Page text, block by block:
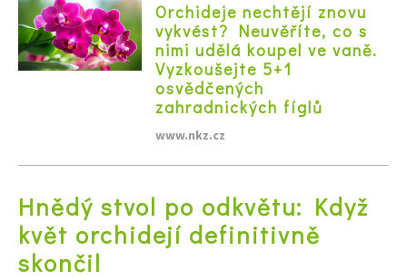
Orchideje nechtějí znovu
vykvést? Neuvěříte, co s
nimi udělá koupel ve vaně.
Vyzkoušejte 5+1
osvědčených
zahradnických fíglů
www.nkz.cz
Hnědý stvol po odkvětu: Když
květ orchidejí definitivně
skončil